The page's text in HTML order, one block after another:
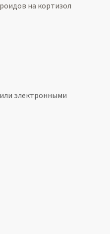
на кортизол
электронными